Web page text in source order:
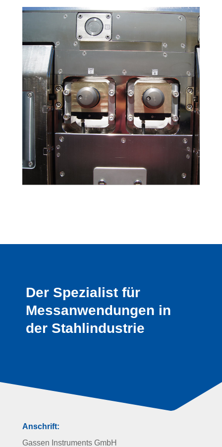
Der Spezialist für
Messanwendungen in
der Stahlindustrie
Anschrift:
Gassen Instruments GmbH